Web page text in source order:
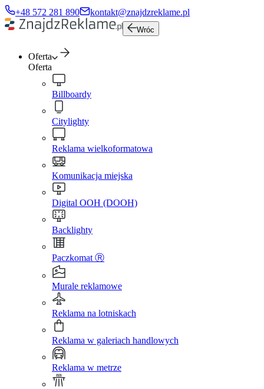
+48 572 281 890 kontakt@znajdzreklame.pl
Wróc
Oferta
Oferta
Billboardy
Citylighty
Reklama wielkoformatowa
Komunikacja miejska
Digital OOH (DOOH)
Backlighty
Paczkomat Ⓡ
Murale reklamowe
Reklama na lotniskach
Reklama w galeriach handlowych
Reklama w metrze